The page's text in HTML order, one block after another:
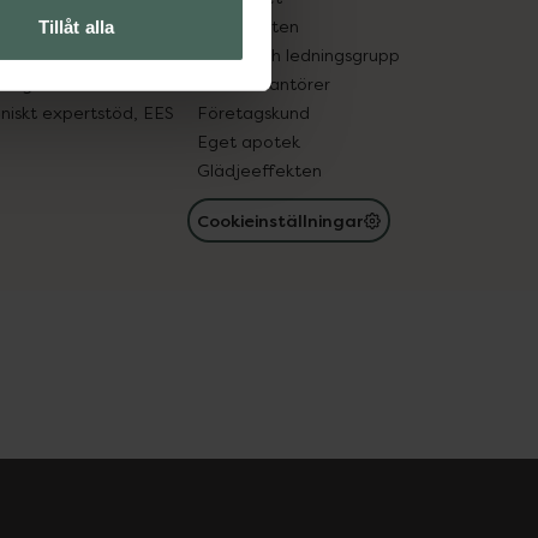
Tillåt alla
in gammal medicin
expertstöd, EES
Samarbeten
Ägare och ledningsgrupp
För leverantörer
Företagskund
Eget apotek
Glädjeeffekten
Cookieinställningar